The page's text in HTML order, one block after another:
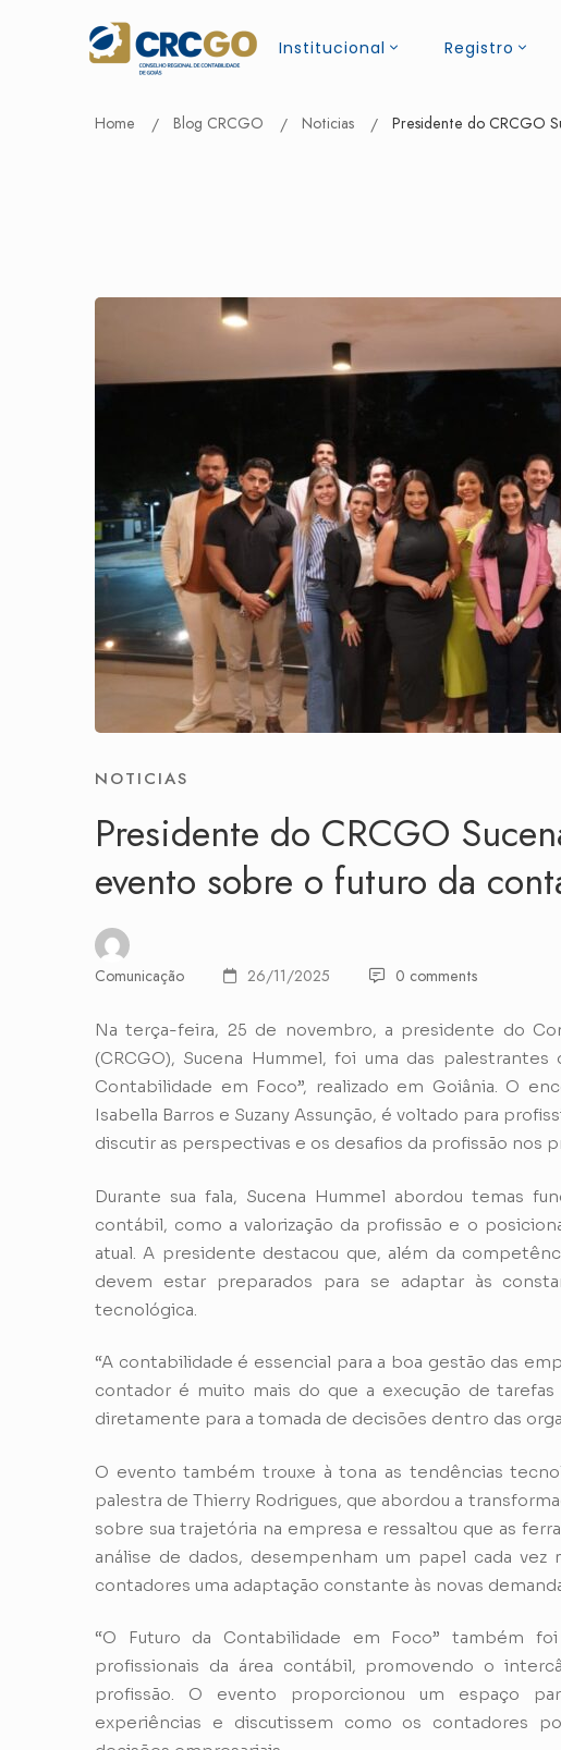
Institucional Registro
Home Blog CRCGO Noticias Presidente do CRCGO
NOTICIAS
Presidente do CRCGO
evento sobre o futuro da
Comunicação 26/11/2025 0 comments
Na terça-feira, 25 de novembro, a presidente do
(CRCGO), Sucena Hummel, foi uma das
Contabilidade em Foco”, realizado em Goiânia. O
Isabella Barros e Suzany Assunção, é voltado para
discutir as perspectivas e os desafios da profissão nos
Durante sua fala, Sucena Hummel abordou temas
contábil, como a valorização da profissão e o
atual. A presidente destacou que, além da
devem estar preparados para se adaptar às
tecnológica.
“A contabilidade é essencial para a boa gestão das
contador é muito mais do que a execução de
diretamente para a tomada de decisões dentro das
O evento também trouxe à tona as tendências
palestra de Thierry Rodrigues, que abordou a
sobre sua trajetória na empresa e ressaltou que as
análise de dados, desempenham um papel cada
contadores uma adaptação constante às novas
“O Futuro da Contabilidade em Foco” também
profissionais da área contábil, promovendo o
profissão. O evento proporcionou um espaço
experiências e discutissem como os contadores